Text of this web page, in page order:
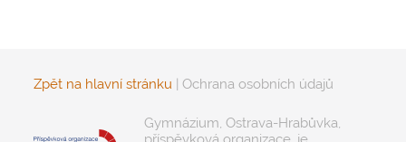
Zpět na hlavní stránku | Ochrana osobních údajů
Gymnázium, Ostrava-Hrabůvka,